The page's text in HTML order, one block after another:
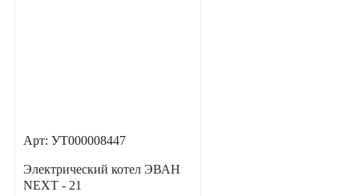
Арт: УТ000008447
Электрический котел ЭВАН
NEXT - 21